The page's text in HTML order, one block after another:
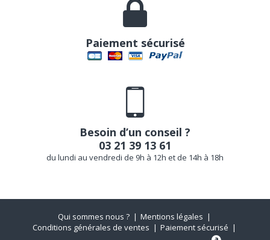
Paiement sécurisé
Besoin d’un conseil ?
03 21 39 13 61
du lundi au vendredi de 9h à 12h et de 14h à 18h
Qui sommes nous ?
Mentions légales
Conditions générales de ventes
Paiement sécurisé